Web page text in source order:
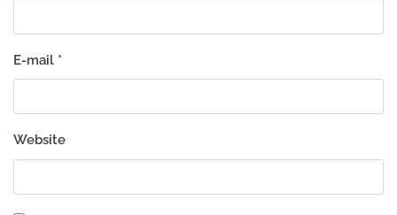
E-mail *
Website